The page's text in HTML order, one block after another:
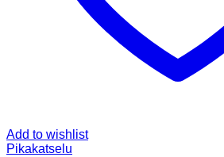
Add to wishlist
Pikakatselu